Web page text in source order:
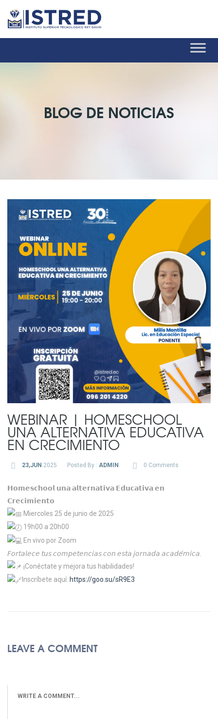
BLOG DE NOTICIAS
WEBINAR | HOMESCHOOL
UNA ALTERNATIVA EDUCATIVA
EN CRECIMIENTO
23,JUN 2025 Posted By : ADMIN 0 Comments
𝗛𝗼𝗺𝗲𝘀𝗰𝗵𝗼𝗼𝗹 𝘂𝗻𝗮 𝗮𝗹𝘁𝗲𝗿𝗻𝗮𝘁𝗶𝘃𝗮 𝗘𝗱𝘂𝗰𝗮𝘁𝗶𝘃𝗮 𝗲𝗻
𝗖𝗿𝗲𝗰𝗶𝗺𝗶𝗲𝗻𝘁𝗼
Miercoles 25 de junio de 2025
19h00 a 20h00
En vivo por Zoom
𝘍𝘰𝘳𝘵𝘢𝘭𝘦𝘤𝘦 𝘵𝘶𝘴 𝘤𝘰𝘮𝘱𝘦𝘵𝘦𝘯𝘤𝘪𝘢𝘴 𝘤𝘰𝘯 𝘦𝘴𝘵𝘢 𝘫𝘰𝘳𝘯𝘢𝘥𝘢 𝘢𝘤𝘢𝘥𝘦́𝘮𝘪𝘤𝘢.
¡Conéctate y mejora tus habilidades!
Inscríbete aquí: https://goo.su/sR9E3
LEAVE A COMMENT